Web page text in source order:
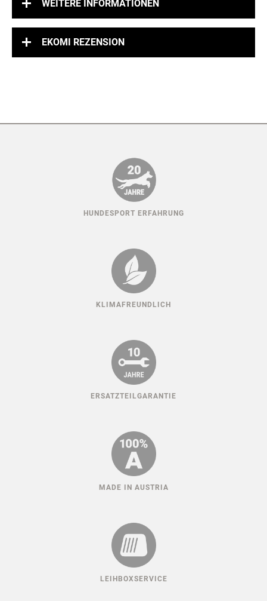
WEITERE INFORMATIONEN
EKOMI REZENSION
HUNDESPORT ERFAHRUNG
KLIMAFREUNDLICH
ERSATZTEILGARANTIE
MADE IN AUSTRIA
LEIHBOXSERVICE